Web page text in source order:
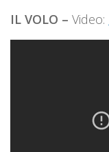
IL VOLO – Video: